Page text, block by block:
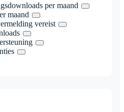
per maand
maand
vereist